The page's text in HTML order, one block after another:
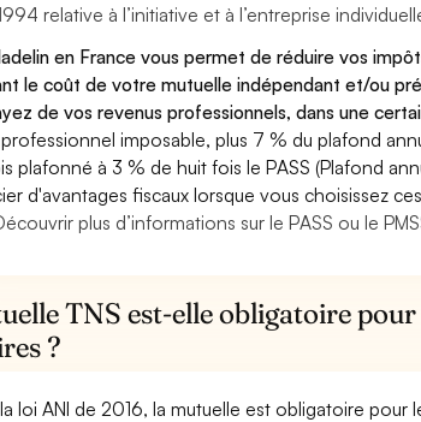
relative à l’initiative et à l’entreprise
en France vous permet de réduire vos
le coût de votre mutuelle indépendant et/ou
de vos revenus professionnels, dans une
imposable, plus 7 % du plafond
plafonné à 3 % de huit fois le PASS (Plafond
d'avantages fiscaux lorsque vous choisissez
plus d’informations sur le PASS ou le
TNS est-elle obligatoire
?
loi ANI de 2016, la mutuelle est obligatoire pour